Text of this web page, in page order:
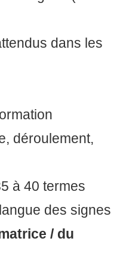
dans les
déroulement,
à 40 termes
des signes
/ du